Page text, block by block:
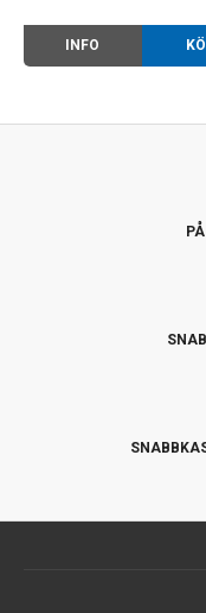
INFO